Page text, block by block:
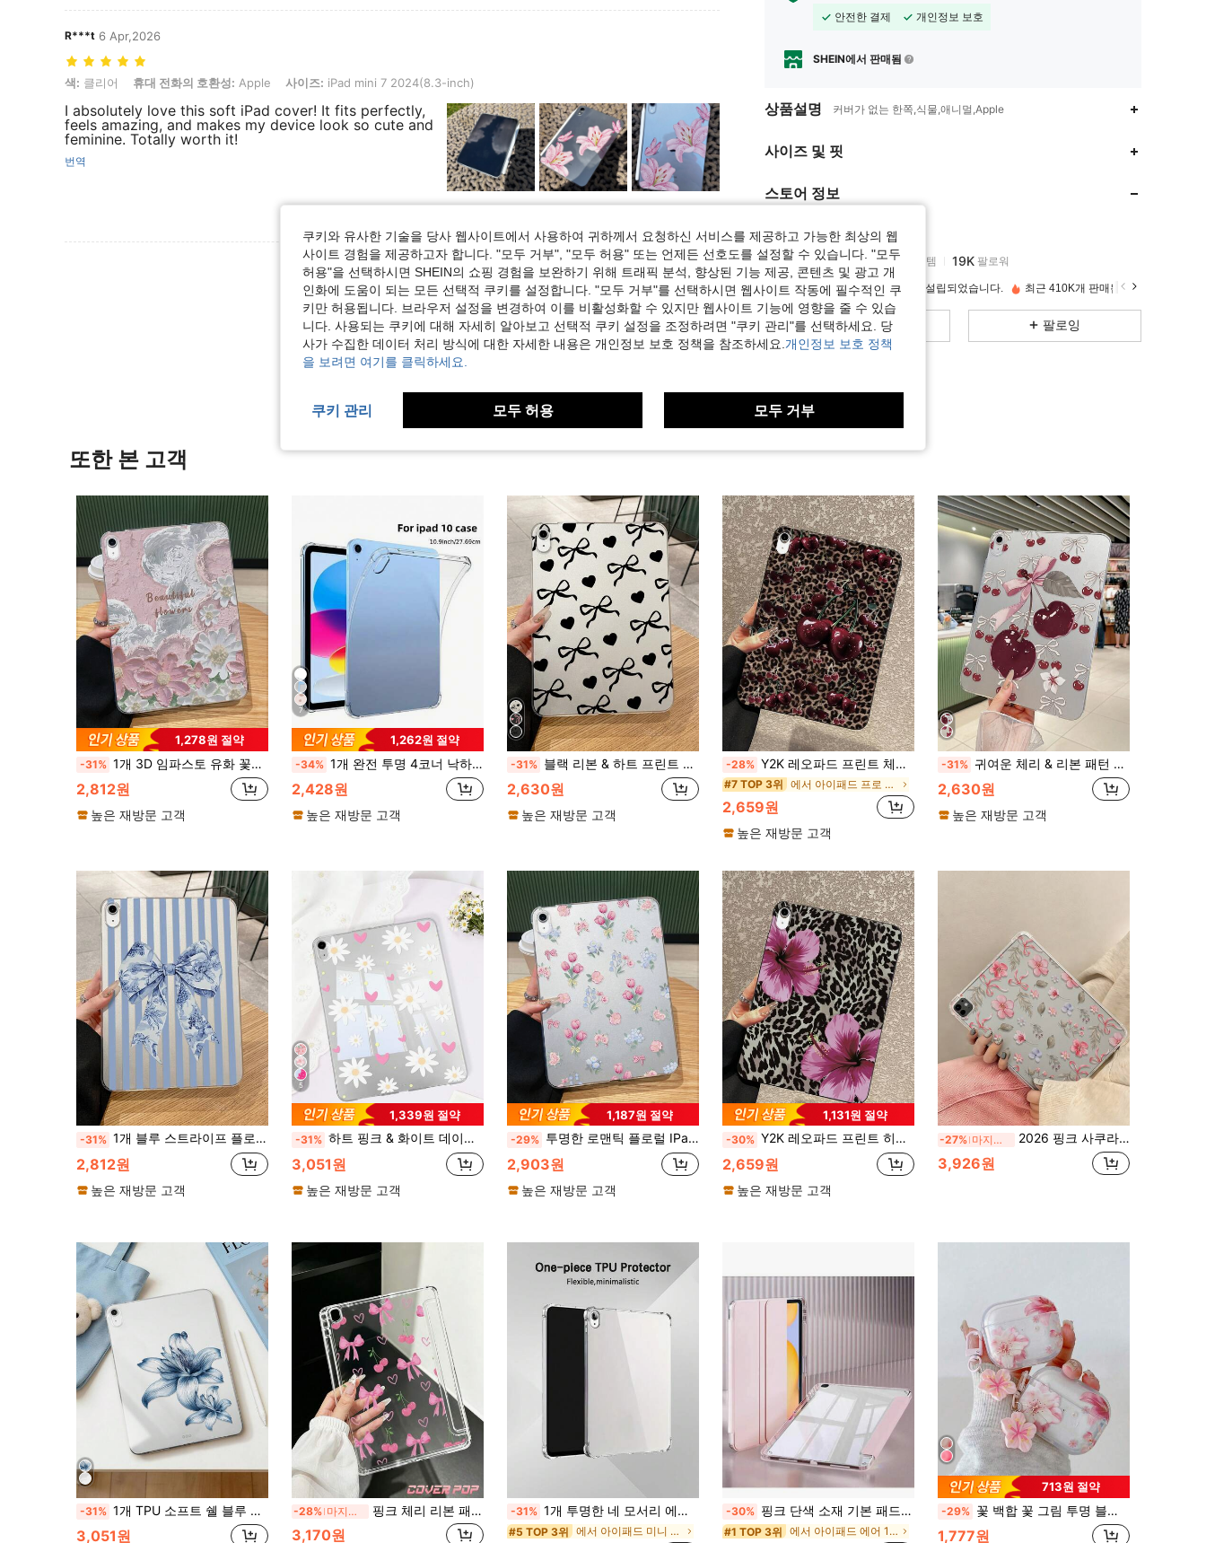
R***t 6 Apr,2026
색: 클리어, 휴대 전화의 호환성: Apple, 사이즈: iPad mini 7 2024(8.3-inch)
색: 클리어 휴대 전화의 호환성: Apple 사이즈: iPad mini 7 2024(8.3-inch)
I absolutely love this soft iPad cover! It fits perfectly,
feels amazing, and makes my device look so cute and
feminine. Totally worth it!
번역
리뷰 더 보기
안전한 결제
개인정보 보호
SHEIN에서 판매됨
상품설명 커버가 없는 한쪽,식물,애니멀,Apple
사이즈 및 핏
스토어 정보
TIANQI0-0
4.94
4.94
4.94등급 457
k***3 이(가) 하루 전에지불됨
4.94 457
4.94
4.94 457 19K
4.94 457
4.94 457 19K
높은 재방문 고객 1년 전에 설립되었습니다. 최근 410K개 판매됨
모든 항목 팔로잉
또한 본 고객
1,278원 절약
-31% 1개 3D 임파스토 유화 꽃무늬 시각 효과 투명 플랫 보호 케이스, 커버, 빈티지 소프트 핑크 하이엔드 분위기 전신 낙하 방지 보호 케이스, 인스 아트 스타일 슬림핏, 아이패드 케이스 호환, 아이패드 A16 케이스 호환, 빠른 배송, 어머니의 날, 발렌타인 데이, 여자친구의 날, 생일, 봄 시즌, 개학 선물, 일상 사용에 적합
2,812원
높은 재방문 고객
7
1,262원 절약
-34% 1개 완전 투명 4코너 낙하 방지 태블릿 보호 케이스, iPad Mini1/2/3/4/5/6/7/Air/Air2/9.7/10.2/10.5/10.9 (Air4-Air8)/Pro 11/10th Gen/A16/Pro 11 2024/12.9/Pro 13 2024 Apple 모델에 적합, 에어백 보호가 있는 소프트 쉘, 커스터마이징 가능한 DIY 백 커버
2,428원
높은 재방문 고객
-31% 블랙 리본 & 하트 프린트 투명 태블릿 보호 케이스, 주요 모델과 호환, 소녀들을 위한 달콤하고 쿨한 스타일, 일상 사용, 발렌타인데이, 생일, 크리스마스, 어머니날, 졸업 시즌, 일상 선물에 적합, 보호 케이스, 리본 & 하트 태블릿 케이스, 투명 경량 태블릿 케이스, Y2K, 달콤하고 쿨한 스타일 태블릿 케이스, 걸 태블릿 케이스, 킨들 11세대 A16 보호 케이스 및 커버와 호환
2,630원
높은 재방문 고객
-28% Y2K 레오파드 프린트 체리 패턴 태블릿 케이스 - IPad 케이스와 호환, 충격 방지 귀여운 미적 커버, IPad 액세서리 빠른 배송 선물, Kindle 케이스, IPad 11세대와 호환, IPad 액세서리, 커버, IPad Pro A16 케이스와 호환, 10세대 IPad 보호 케이스에 적합, IPad 커버, 크리스마스 선물, 새해 선물, 생일 선물
#7 TOP 3위 에서 아이패드 프로 10.5(2017) 기본 패드 케이스
2,659원
높은 재방문 고객
-31% 귀여운 체리 & 리본 패턴 투명 태블릿 케이스, 아이패드 케이스와 호환, 충격 방지 미적 커버, 액세서리, 킨들 케이스, 아이패드 11세대 케이스와 호환, 커버, 아이패드 보호 쉘 A16과 호환, 아이패드 보호 케이스에 적합, 10세대 보호 케이스에 적합, 액세서리 빠른 배송 선물, 일상 사용 및 연중 선물에 적합, 발렌타인데이, 크리스마스, 개학 시즌 선물 선택
2,630원
높은 재방문 고객
-31% 1개 블루 스트라이프 플로럴 보우 투명 보호 케이스, 낙하 방지 초박형 TPU 보호 커버, 귀여운, IPad 10/9/8/7, Air 5/4/3, Pro 11/12.9 인치와 호환, 학생 및 전문가에게 적합하며 선물로도 좋음, 태블릿 액세서리
2,812원
높은 재방문 고객
5
1,339원 절약
-31% 하트 핑크 & 화이트 데이지 플로럴 태블릿 보호 케이스, 투명 소프트 쉘 아이패드 10.9/10.2/5세대/Air/Pro 11/10세대/9.7/Air 2/7세대/8세대/Air 4/5/Pro 11/10세대/10.9인치 2022/Air 11인치(M3) 2025/Mini1/2/3/Mini4/Mini5/Mini6/Mini7/Air 11인치(M2)-2024/Pro11인치(M4)-202/삼성A7/A8 호환, 경량 소프트 쉘, 펜 슬롯 없음, 펜 미포함
3,051원
높은 재방문 고객
1,187원 절약
-29% 투명한 로맨틱 플로럴 IPad 보호 케이스: 매혹적인 튤립, 매혹적인 활 악센트가 있는 섬세한 마카롱 플로럴 패턴으로 로맨틱한 감각을 보여줍니다. IPad Pro 11인치, IPad Air 2, IPad Air 5세대 2022, IPad Air 11인치 (M2) 2024, IPad Air 11인치 (M3) 2025 및 기타 IPad 모델과 호환되며 개인용 또는 선물용으로 적합합니다.
2,903원
높은 재방문 고객
1,131원 절약
-30% Y2K 레오파드 프린트 히비스커스 꽃 태블릿 케이스 - IPad 케이스와 호환, 충격 방지 귀여운 미적 커버, IPad 액세서리 빠른 배송 선물, Kindle 케이스와 호환, 11세대 IPad 케이스와 호환, IPad Pro A16 보호 케이스와 호환, 10세대 IPad 보호 커버와 호환
2,659원
높은 재방문 고객
-27% 마지막 3일 2026 핑크 사쿠라 잎 패턴 태블릿 보호 케이스, IPad Air 8(M4) 2026 (11인치), Air 8(M4) 2026 (13인치), 10세대 Air 10.2/Mini 6/Mini 7/9.7인치 호환, TPU 강화 코너 - 완벽한 일상 보호, 할로윈 선물, 세련된 미니멀리스트 디자인.
3,926원
-31% 1개 TPU 소프트 쉘 블루 릴리 핸드 페인팅 패턴 페인팅 태블릿 케이스 iPad 10.2/10.5/Air4/Air5/10.9/Pro 11"/10세대/Air 11-In.(M2)-2024/Pro11-In.(M4)-2024/Air 11-Inch (M3) 2025/(A16) 11 Inch 11세대/Galaxy Tab A7 10.4 Inch/A8 호환, 신선/재미/개인화된 TPU 태블릿 보호 단일 케이스, 펜 슬롯 없는 투명 쉘, 펜은 디스플레이용으로만 포함되지 않음, 경량 초슬림 소프트 쉘
3,051원
-28% 마지막 3일 핑크 체리 리본 패턴 투명 백쉘, iPad 10세대 10.9 (2022), Pad 10.2 7세대/8세대/9세대, Pad Air4/5, Pad Pro 11 호환, 고투명 경량 보호 케이스, 긁힘 방지 투명 태블릿 커버, 미니멀리스트 스타일 보호 쉘, 학생 선물, 데스크톱 액세서리
3,170원
-31% 1개 투명한 네 모서리 에어백 낙하 방지 iPad 보호 케이스 iPad 2/3/4/5, iPad 10 2019/2020, iPad Pro, iPad Air 13 2024, iPad Pro 12.9인치 2021 2024와 호환 / 화웨이 시리즈 태블릿과 호환 / 삼성 시리즈 태블릿과 호환
#5 TOP 3위 에서 아이패드 미니 1/2/3 기본 패드 케이스
-30% 핑크 단색 소재 기본 패드 케이스 1개 투명 3단 접이식 보호 케이스, 초박형 스탠드 충격 방지 연필 슬롯, Apple Mini 4/5/6, 9.7/10.2/10.5 인치, Air 4/5/6/7, 10세대/11세대, Pro 11 인치, Air 11(M2), Air 13 및 Pro 11(M4) 모델과 호환. 투명 후면 커버, 높은 투과율, 맞춤형 봄 생일 선물
#1 TOP 3위 에서 아이패드 에어 13인치(M2)-2024 기본 패드 케이스
713원 절약
-29% 꽃 백합 꽃 그림 투명 블루투스 이어폰 케이스, 그림 투명 패션 블루투스 이어폰 케이스에 적합, S4 보호 케이스에 적용 가능, 애플 무선 블루투스 이어폰 쉘, 광택 Pro2 전체 커버리지 Pods 3 1/2/3 세대 보호 케이스, Pro 낙하 방지 소프트 쉘
1,777원
쿠키와 유사한 기술을 당사 웹사이트에서 사용하여 귀하께서 요청하신 서비스를 제공하고 가능한 최상의 웹
사이트 경험을 제공하고자 합니다. "모두 거부", "모두 허용" 또는 언제든 선호도를 설정할 수 있습니다. "모두
허용"을 선택하시면 SHEIN의 쇼핑 경험을 보완하기 위해 트래픽 분석, 향상된 기능 제공, 콘텐츠 및 광고 개
인화에 도움이 되는 모든 선택적 쿠키를 설정합니다. "모두 거부"를 선택하시면 웹사이트 작동에 필수적인 쿠
키만 허용됩니다. 브라우저 설정을 변경하여 이를 비활성화할 수 있지만 웹사이트 기능에 영향을 줄 수 있습
니다. 사용되는 쿠키에 대해 자세히 알아보고 선택적 쿠키 설정을 조정하려면 "쿠키 관리"를 선택하세요. 당
사가 수집한 데이터 처리 방식에 대한 자세한 내용은 개인정보 보호 정책을 참조하세요. 개인정보 보호 정책
을 보려면 여기를 클릭하세요.
쿠키 관리 모두 허용 모두 거부